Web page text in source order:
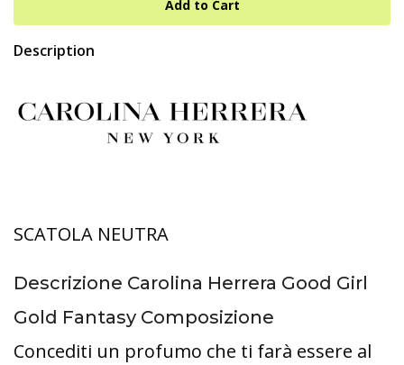
Description
SCATOLA NEUTRA
Descrizione Carolina Herrera Good Girl
Gold Fantasy Composizione
Concediti un profumo che ti farà essere al